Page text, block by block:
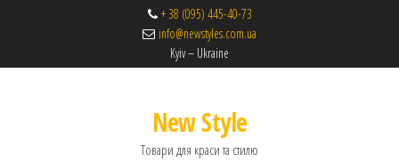
+ 38 (095) 445-40-73
info@newstyles.com.ua
Kyiv – Ukraine
New Style
Товари для краси та стилю